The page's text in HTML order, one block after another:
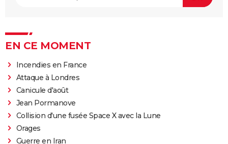
EN CE MOMENT
Incendies en France
Attaque à Londres
Canicule d'août
Jean Pormanove
Collision d'une fusée Space X avec la Lune
Orages
Guerre en Iran